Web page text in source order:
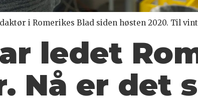
i Romerikes Blad siden høsten 2020. Til
ledet
Nå er det